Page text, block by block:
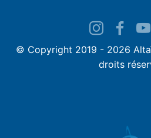
© Copyright 2019 - 2026
droits